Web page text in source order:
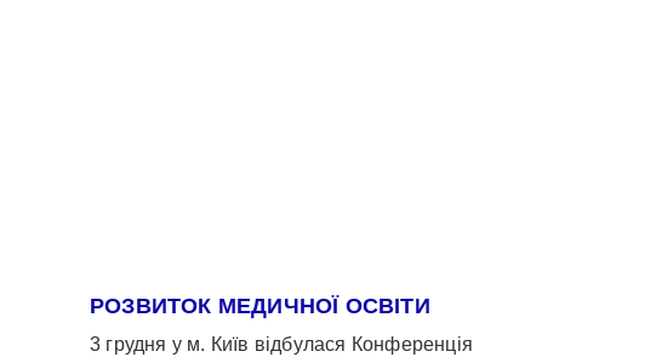
РОЗВИТОК МЕДИЧНОЇ ОСВІТИ
3 грудня у м. Київ відбулася Конференція